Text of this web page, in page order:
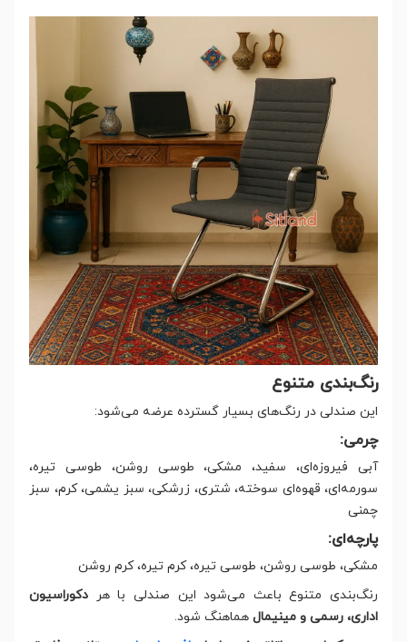
رنگ‌بندی متنوع
این صندلی در رنگ‌های بسیار گسترده عرضه می‌شود:
چرمی:
آبی فیروزه‌ای، سفید، مشکی، طوسی روشن، طوسی تیره،
سورمه‌ای، قهوه‌ای سوخته، شتری، زرشکی، سبز یشمی، کرم، سبز
چمنی
پارچه‌ای:
مشکی، طوسی روشن، طوسی تیره، کرم تیره، کرم روشن
رنگ‌بندی متنوع باعث می‌شود این صندلی با هر دکوراسیون
اداری، رسمی و مینیمال هماهنگ شود.